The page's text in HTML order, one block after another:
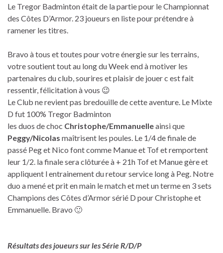
Le Tregor Badminton était de la partie pour le Championnat
des Côtes D’Armor. 23 joueurs en liste pour prétendre à
ramener les titres.
Bravo à tous et toutes pour votre énergie sur les terrains,
votre soutient tout au long du Week end à motiver les
partenaires du club, sourires et plaisir de jouer c est fait
ressentir, félicitation à vous 😉
Le Club ne revient pas bredouille de cette aventure. Le Mixte
D fut 100% Tregor Badminton
les duos de choc Christophe/Emmanuelleainsi que
Peggy/Nicolas maîtrisent les poules. Le 1/4 de finale de
passé Peg et Nico font comme Manue et Tof et remportent
leur 1/2. la finale sera clôturée à + 21h Tof et Manue gère et
appliquent l entrainement du retour service long à Peg. Notre
duo a mené et prit en main le match et met un terme en 3 sets
Champions des Côtes d’Armor sérié D pour Christophe et
Emmanuelle. Bravo 🙂
Résultats des joueurs sur les Série R/D/P